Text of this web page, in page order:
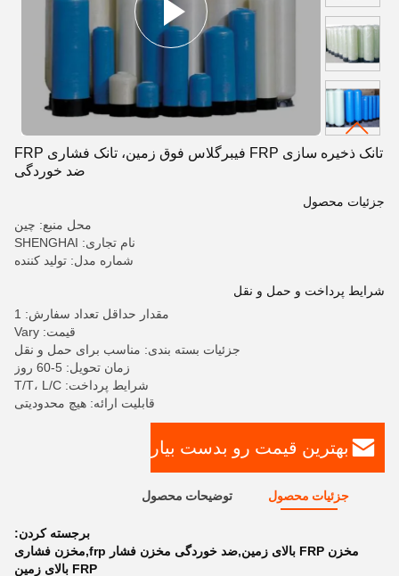
تانک ذخیره سازی FRP فیبرگلاس فوق زمین، تانک فشاری FRP
ضد خوردگی
جزئیات محصول
محل منبع: چین
نام تجاری: SHENGHAI
شماره مدل: تولید کننده
شرایط پرداخت و حمل و نقل
مقدار حداقل تعداد سفارش: 1
قیمت: Vary
جزئیات بسته بندی: مناسب برای حمل و نقل
زمان تحویل: 5-60 روز
شرایط پرداخت: T/T، L/C
قابلیت ارائه: هیچ محدودیتی
بهترین قیمت رو بدست بیار
جزئیات محصول توضیحات محصول
برجسته کردن:
مخزن FRP بالای زمین,ضد خوردگی مخزن فشار frp,مخزن فشاری
FRP بالای زمین